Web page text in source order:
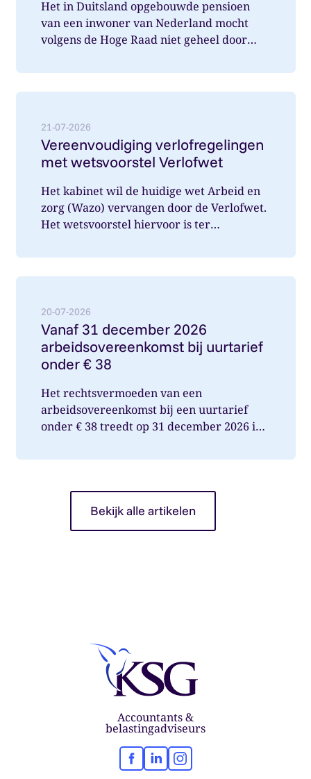
Het in Duitsland opgebouwde pensioen
van een inwoner van Nederland mocht
volgens de Hoge Raad niet geheel door
21-07-2026
Vereenvoudiging verlofregelingen
met wetsvoorstel Verlofwet
Het kabinet wil de huidige wet Arbeid en
zorg (Wazo) vervangen door de Verlofwet.
Het wetsvoorstel hiervoor is ter
20-07-2026
Vanaf 31 december 2026
arbeidsovereenkomst bij uurtarief
onder € 38
Het rechtsvermoeden van een
arbeidsovereenkomst bij een uurtarief
onder € 38 treedt op 31 december 2026 in
Bekijk alle artikelen
Accountants &
belastingadviseurs
Facebook
LinkedInInstagram